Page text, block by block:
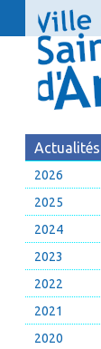
Actualités
2026
2025
2024
2023
2022
2021
2020